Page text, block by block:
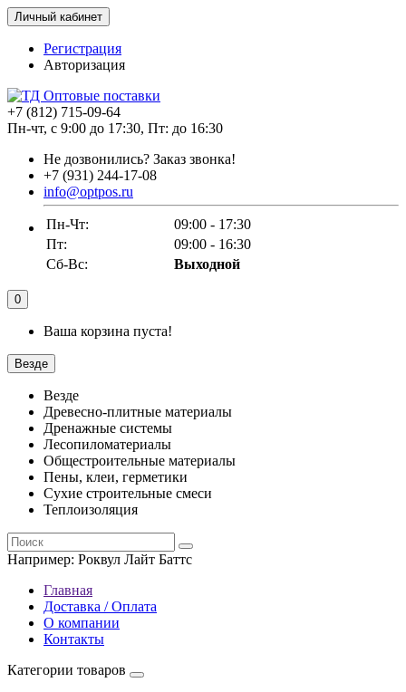
Личный кабинет
Регистрация
Авторизация
+7 (812) 715-09-64
Пн-чт, с 9:00 до 17:30, Пт: до 16:30
Не дозвонились? Заказ звонка!
+7 (931) 244-17-08
info@optpos.ru
Пн-Чт:
09:00 - 17:30
Пт:
09:00 - 16:30
Сб-Вс:
Выходной
0
Ваша корзина пуста!
Везде
Везде
Древесно-плитные материалы
Дренажные системы
Лесопиломатериалы
Общестроительные материалы
Пены, клеи, герметики
Сухие строительные смеси
Теплоизоляция
Например: Роквул Лайт Баттс
Главная
Доставка / Оплата
О компании
Контакты
Категории товаров